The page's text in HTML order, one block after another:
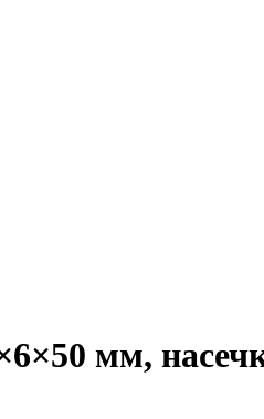
мм,